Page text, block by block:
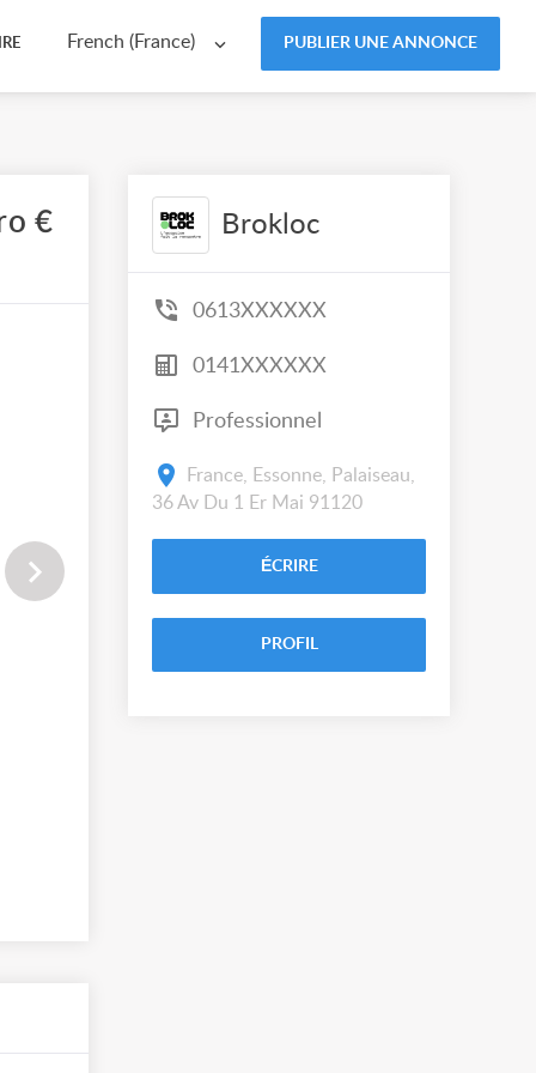
French (France) PUBLIER UNE ANNONCE
€ Brokloc
0613XXXXXX
0141XXXXXX
Professionnel
France, Essonne, Palaiseau,
36 Av Du 1 Er Mai 91120
ÉCRIRE
PROFIL